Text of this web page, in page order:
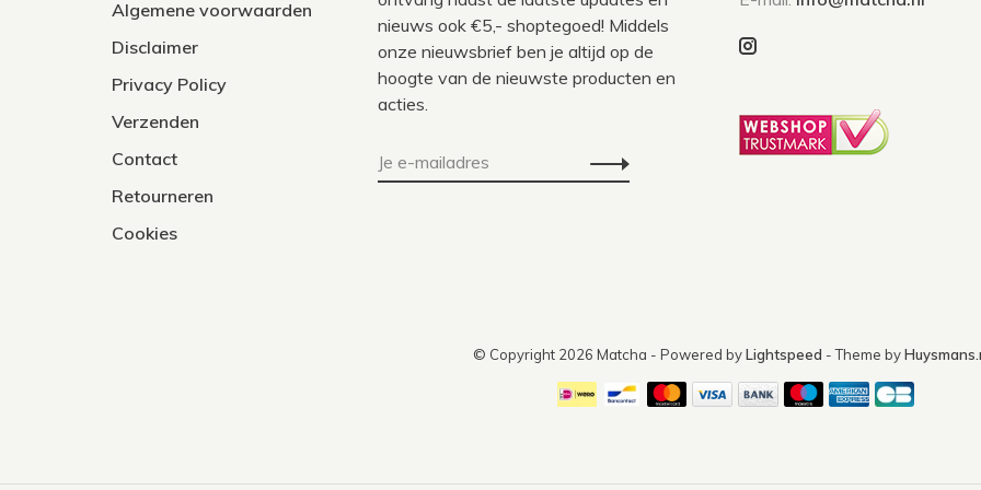
Algemene voorwaarden
Disclaimer
Privacy Policy
Verzenden
Contact
Retourneren
Cookies
nieuws ook €5,- shoptegoed! Middels
onze nieuwsbrief ben je altijd op de
hoogte van de nieuwste producten en
acties.
© Copyright 2026 Matcha - Powered byLightspeed - Theme by